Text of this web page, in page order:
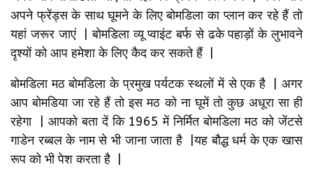
अपने फ्रेंड्स के साथ घूमने के लिए बोमडिला का प्लान कर रहे हैं तो
यहां जरूर जाएं | बोमडिला व्यू प्वाइंट बर्फ से ढके पहाड़ों के लुभावने
दृश्यों को आप हमेशा के लिए कैद कर सकते हैं |
बोमडिला मठ बोमडिला के प्रमुख पर्यटक स्थलों में से एक है | अगर
आप बोमडिया जा रहे हैं तो इस मठ को ना घूमें तो कुछ अधूरा सा ही
रहेगा | आपको बता दें कि 1965 में निर्मित बोमडिला मठ को जेंटसे
गाडेन रब्बल के नाम से भी जाना जाता है |यह बौद्ध धर्म के एक खास
रूप को भी पेश करता है |